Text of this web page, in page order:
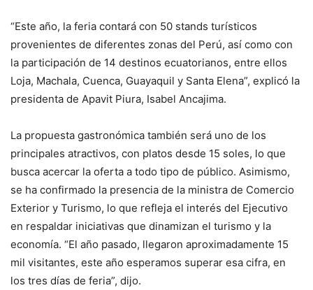
“Este año, la feria contará con 50 stands turísticos
provenientes de diferentes zonas del Perú, así como con
la participación de 14 destinos ecuatorianos, entre ellos
Loja, Machala, Cuenca, Guayaquil y Santa Elena”, explicó la
presidenta de Apavit Piura, Isabel Ancajima.
La propuesta gastronómica también será uno de los
principales atractivos, con platos desde 15 soles, lo que
busca acercar la oferta a todo tipo de público. Asimismo,
se ha confirmado la presencia de la ministra de Comercio
Exterior y Turismo, lo que refleja el interés del Ejecutivo
en respaldar iniciativas que dinamizan el turismo y la
economía. “El año pasado, llegaron aproximadamente 15
mil visitantes, este año esperamos superar esa cifra, en
los tres días de feria”, dijo.